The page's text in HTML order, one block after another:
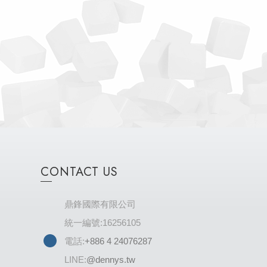
CONTACT US
鼎鋒國際有限公司
統一編號:16256105
電話:+886 4 24076287
LINE:@dennys.tw